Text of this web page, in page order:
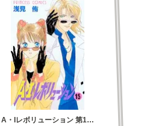
A・Iレボリューション 第1…